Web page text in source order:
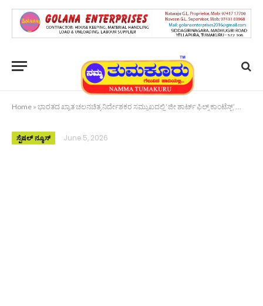
Home » ಭಾರತದ ಖ್ಯಾತ ಚಲನಚಿತ್ರ ನಿರ್ದೇಶಕರ ಸಮ್ಮುಖದಲ್ಲಿ ‘ಜೀ ಶಾರ್ಟ್ ಫಿಲ್ಮ್ ಕಾಂಟೆಸ್ಟ್’ ಗ್ರಾಂಡ್ ಫಿನಾಲೆಗೆ ವೇದಿಕೆ ಸಜ್ಜು
ಸ್ಪೆಷಲ್ ನ್ಯೂಸ್ June 5, 2026